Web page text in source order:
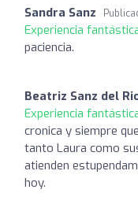
Sandra Sanz
Experiencia
paciencia.
Beatriz Sanz del
Experiencia
cronica y siempre
tanto Laura como
atienden
hoy.